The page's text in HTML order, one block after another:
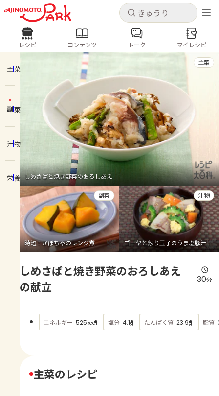
キャンセル
ログインするとレシピを保存できます
ログイン
ホーム
コンテンツ
レシピ
トーク
よくあるお問い合わせ
お買い物
AJINOMOTO PARK とは
キャンセル
レシピ コンテンツ
人気の食材・レシピ
きゅうり なす トマト
とうもろこし
ピーマン
みょうが ゴーヤ
レシピ コンテンツ トーク マイレシピ
主菜
副菜
汁物
栄養 しめさばと焼き野菜のおろしあえ
主菜
時短！かぼちゃのレンジ煮
副菜
ゴーヤと炒り玉子のうま塩豚汁
汁物
しめさばと焼き野菜のおろしあえ
の献立
30分
エネルギー 525kcal 塩分 4.1g たんぱく質 23.9g 脂質
主菜のレシピ